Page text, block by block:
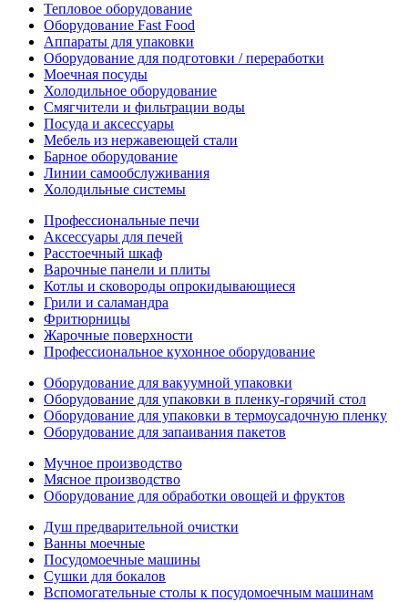
Тепловое оборудование
Оборудование Fast Food
Аппараты для упаковки
Оборудование для подготовки / переработки
Моечная посуды
Холодильное оборудование
Смягчители и фильтрации воды
Посуда и аксессуары
Мебель из нержавеющей стали
Барное оборудование
Линии самообслуживания
Холодильные системы
Профессиональные печи
Аксессуары для печей
Расстоечный шкаф
Варочные панели и плиты
Котлы и сковороды опрокидывающиеся
Грили и саламандра
Фритюрницы
Жарочные поверхности
Профессиональное кухонное оборудование
Оборудование для вакуумной упаковки
Оборудование для упаковки в пленку-горячий стол
Оборудование для упаковки в термоусадочную пленку
Оборудование для запаивания пакетов
Мучное производство
Мясное производство
Оборудование для обработки овощей и фруктов
Душ предварительной очистки
Ванны моечные
Посудомоечные машины
Сушки для бокалов
Вспомогательные столы к посудомоечным машинам